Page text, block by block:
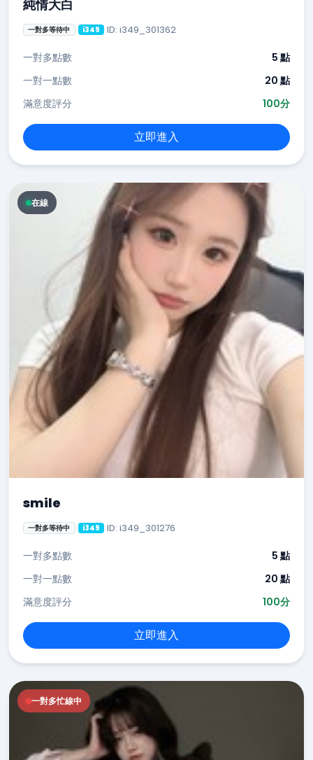
純情大白
一對多等待中 i349 ID: i349_301362
一對多點數
5 點
一對一點數
20 點
滿意度評分
100分
立即進入
在線
smile
一對多等待中 i349 ID: i349_301276
一對多點數
5 點
一對一點數
20 點
滿意度評分
100分
立即進入
一對多忙線中